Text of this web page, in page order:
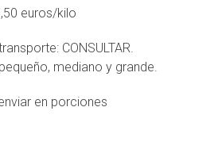
euros/kilo
CONSULTAR.
mediano y grande.
en porciones